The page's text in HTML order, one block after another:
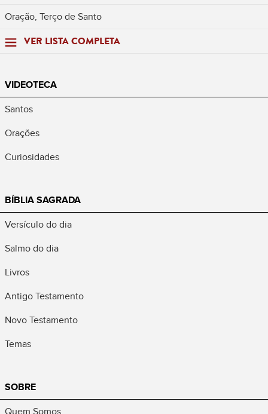
Oração, Terço de Santo
VER LISTA COMPLETA
VIDEOTECA
Santos
Orações
Curiosidades
BÍBLIA SAGRADA
Versículo do dia
Salmo do dia
Livros
Antigo Testamento
Novo Testamento
Temas
SOBRE